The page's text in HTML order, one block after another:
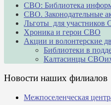
СВО: Библиотека
СВО. Законодательные
Льготы для участников
Хроника и герои СВО
Акции и волонтерские
Библиотеки в
Калтасинцы
Новости наших филиалов
Межпоселенческая